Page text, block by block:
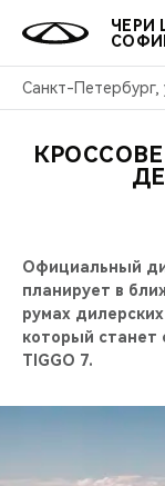
ЧЕРИ
Санкт-Петербург,
КРОССОВЕРЫ
СЕДАНЫ
КРЕДИТ И
ЗАПЧАСТИ И
ПОДДЕРЖКА
О БРЕНДЕ
CHERY В СОЦСЕТЯХ
КРЕДИТ
МЫ В СОЦСЕТЯХ
Официальный
планирует в
румах
который станет
TIGGO 7.